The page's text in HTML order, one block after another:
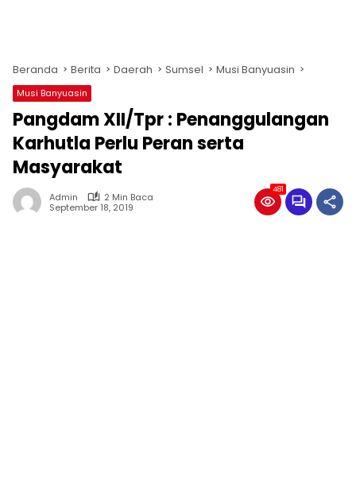
Beranda Berita Daerah Sumsel Musi Banyuasin
Musi Banyuasin
Pangdam XII/Tpr : Penanggulangan
Karhutla Perlu Peran serta
Masyarakat
Admin
2 Min Baca
September 18, 2019
481